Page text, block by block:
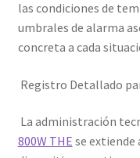
las condiciones de
umbrales de alarma
concreta a cada
Registro Detallado
La administración
800W THE se